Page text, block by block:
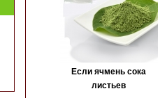
Если ячмень сока
листьев